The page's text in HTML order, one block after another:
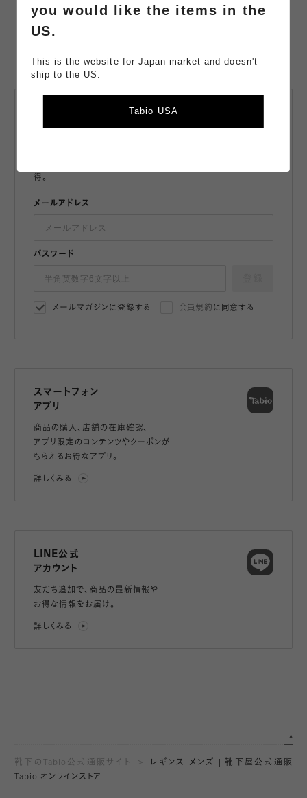
メールマガジン登録
得。
メールアドレス
パスワード
メールマガジンに登録する 会員規約 に同意する
スマートフォン
アプリ
商品の購入、店舗の在庫確認、
アプリ限定のコンテンツやクーポンが
もらえるお得なアプリ。
詳しくみる
LINE公式
アカウント
友だち追加で、 商品の最新情報や
お得な情報をお届け。
詳しくみる
靴下のTabio公式通販サイト
レギンス メンズ | 靴下屋公式通販
Tabio オンラインストア
you would like the items in the
US.
This is the website for Japan market and doesn't
ship to the US.
Tabio USA